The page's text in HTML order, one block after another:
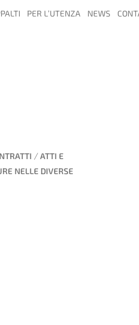
PER L’UTENZA NEWS
/ ATTI E
NELLE DIVERSE